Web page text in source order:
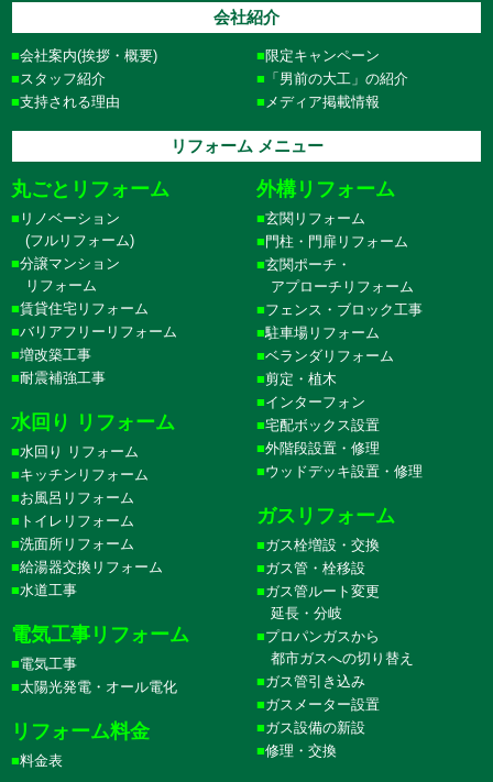
会社紹介
会社案内(挨拶・概要)
スタッフ紹介
支持される理由
限定キャンペーン
「男前の大工」の紹介
メディア掲載情報
リフォーム メニュー
丸ごとリフォーム
リノベーション
(フルリフォーム)
分譲マンション
リフォーム
賃貸住宅リフォーム
バリアフリーリフォーム
増改築工事
耐震補強工事
水回り リフォーム
水回り リフォーム
キッチンリフォーム
お風呂リフォーム
トイレリフォーム
洗面所リフォーム
給湯器交換リフォーム
水道工事
電気工事リフォーム
電気工事
太陽光発電・オール電化
リフォーム料金
料金表
外構リフォーム
玄関リフォーム
門柱・門扉リフォーム
玄関ポーチ・
アプローチリフォーム
フェンス・ブロック工事
駐車場リフォーム
ベランダリフォーム
剪定・植木
インターフォン
宅配ボックス設置
外階段設置・修理
ウッドデッキ設置・修理
ガスリフォーム
ガス栓増設・交換
ガス管・栓移設
ガス管ルート変更
延長・分岐
プロパンガスから
都市ガスへの切り替え
ガス管引き込み
ガスメーター設置
ガス設備の新設
修理・交換